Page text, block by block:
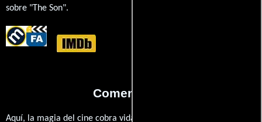
sobre "The Son".
Comentarios
Aquí, la magia del cine cobra vida a través de tus opiniones. ¿Qué